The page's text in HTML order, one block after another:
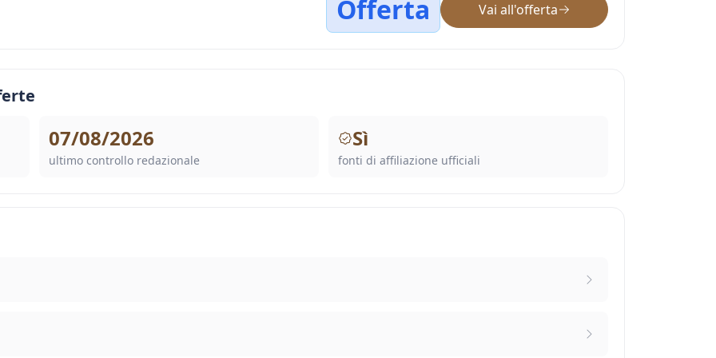
Offerta Vai all'offerta
07/08/2026
ultimo controllo redazionale
Sì
fonti di affiliazione ufficiali